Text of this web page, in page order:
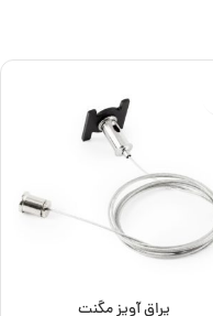
یراق آویز مگنت